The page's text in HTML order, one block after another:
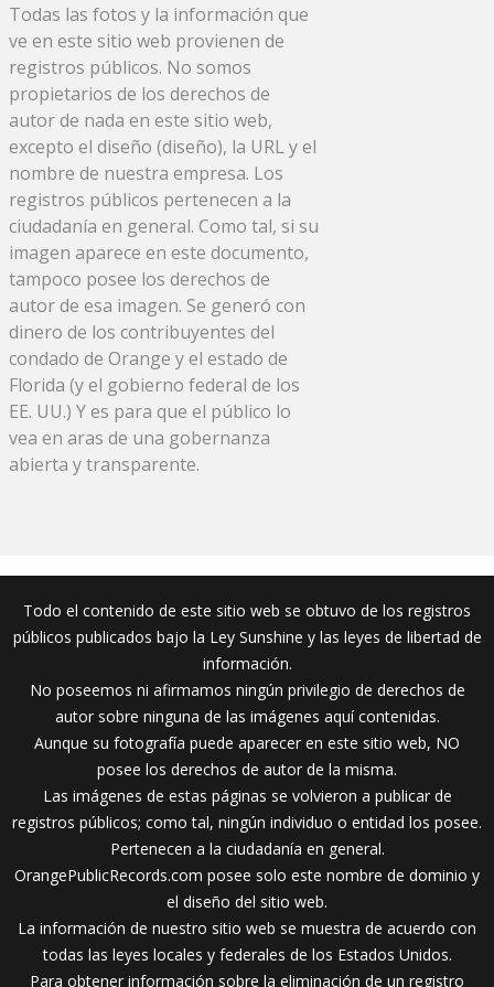
Todas las fotos y la información que
ve en este sitio web provienen de
registros públicos. No somos
propietarios de los derechos de
autor de nada en este sitio web,
excepto el diseño (diseño), la URL y el
nombre de nuestra empresa. Los
registros públicos pertenecen a la
ciudadanía en general. Como tal, si su
imagen aparece en este documento,
tampoco posee los derechos de
autor de esa imagen. Se generó con
dinero de los contribuyentes del
condado de Orange y el estado de
Florida (y el gobierno federal de los
EE. UU.) Y es para que el público lo
vea en aras de una gobernanza
abierta y transparente.
Todo el contenido de este sitio web se obtuvo de los registros
públicos publicados bajo la Ley Sunshine y las leyes de libertad de
información.
No poseemos ni afirmamos ningún privilegio de derechos de
autor sobre ninguna de las imágenes aquí contenidas.
Aunque su fotografía puede aparecer en este sitio web, NO
posee los derechos de autor de la misma.
Las imágenes de estas páginas se volvieron a publicar de
registros públicos; como tal, ningún individuo o entidad los posee.
Pertenecen a la ciudadanía en general.
OrangePublicRecords.com posee solo este nombre de dominio y
el diseño del sitio web.
La información de nuestro sitio web se muestra de acuerdo con
todas las leyes locales y federales de los Estados Unidos.
Para obtener información sobre la eliminación de un registro